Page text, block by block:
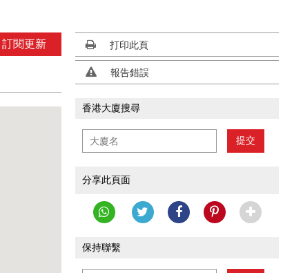
訂閱更新 打印此頁
報告錯誤
香港大廈搜尋
提交
分享此頁面
保持聯繫